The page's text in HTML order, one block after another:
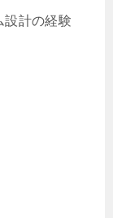
設計の経験